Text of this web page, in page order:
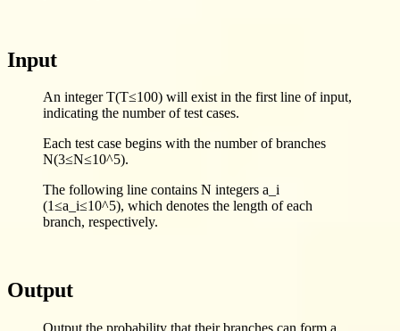
Input
An integer T(T≤100) will exist in the first line of input,
indicating the number of test cases.
Each test case begins with the number of branches
N(3≤N≤10^5).
The following line contains N integers a_i
(1≤a_i≤10^5), which denotes the length of each
branch, respectively.
Output